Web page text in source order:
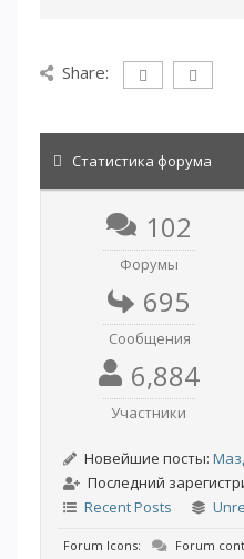
Share:
Статистика форума
102
Форумы
695
Сообщения
6,884
Участники
Новейшие посты:
Последний
Recent Posts
Forum Icons:
Forum